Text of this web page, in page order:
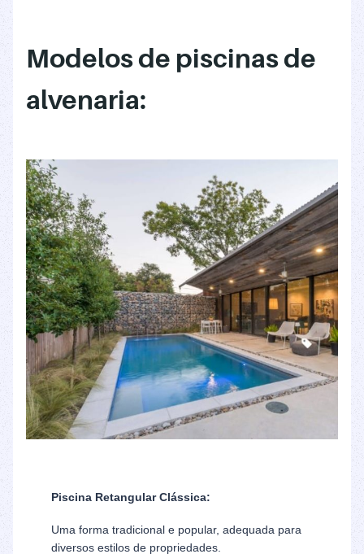
Modelos de piscinas de
alvenaria:
Piscina Retangular Clássica:
Uma forma tradicional e popular, adequada para
diversos estilos de propriedades.